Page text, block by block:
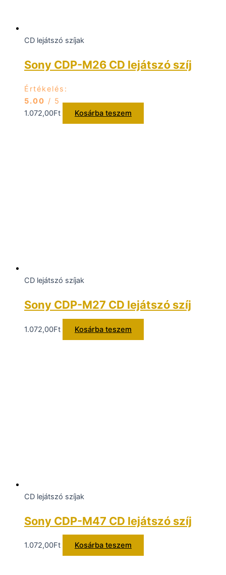
CD lejátszó szíjak
Sony CDP-M26 CD lejátszó szíj
Értékelés:
5.00 / 5
1.072,00Ft Kosárba teszem
CD lejátszó szíjak
Sony CDP-M27 CD lejátszó szíj
1.072,00Ft Kosárba teszem
CD lejátszó szíjak
Sony CDP-M47 CD lejátszó szíj
1.072,00Ft Kosárba teszem